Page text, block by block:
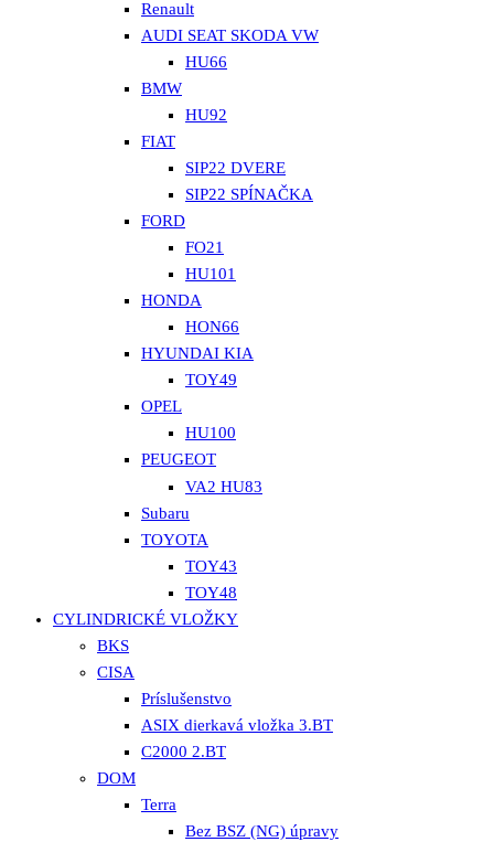
Renault
AUDI SEAT SKODA VW
HU66
BMW
HU92
FIAT
SIP22 DVERE
SIP22 SPÍNAČKA
FORD
FO21
HU101
HONDA
HON66
HYUNDAI KIA
TOY49
OPEL
HU100
PEUGEOT
VA2 HU83
Subaru
TOYOTA
TOY43
TOY48
CYLINDRICKÉ VLOŽKY
BKS
CISA
Príslušenstvo
ASIX dierkavá vložka 3.BT
C2000 2.BT
DOM
Terra
Bez BSZ (NG) úpravy